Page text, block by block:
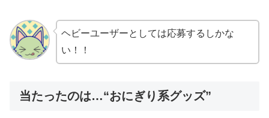
ヘビーユーザーとしては応募するしかな
い！！
当たったのは…“おにぎり系グッズ”